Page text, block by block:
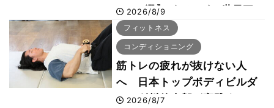
トレ6選】ボディビル世界王
者が解説！
2026/8/9
フィットネス
コンディショニング
筋トレの疲れが抜けない人
へ 日本トップボディビルダ
ー・刈川啓志郎が実践する
2026/8/7